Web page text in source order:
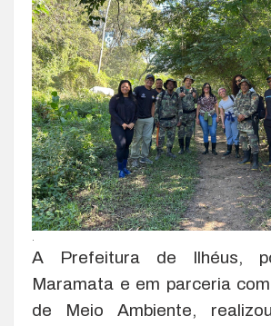
.
A Prefeitura de Ilhéus,
Maramata e em parceria
de Meio Ambiente,